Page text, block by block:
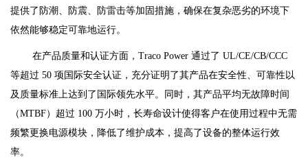
提供了防潮、防震、防雷击等加固措施，确保在复杂恶劣的环境下
依然能够稳定可靠地运行。
在产品质量和认证方面，Traco Power 通过了 UL/CE/CB/CCC
等超过 50 项国际安全认证，充分证明了其产品在安全性、可靠性以
及质量标准上达到了国际领先水平。同时，其产品平均无故障时间
（MTBF）超过 100 万小时，长寿命设计使得客户在使用过程中无需
频繁更换电源模块，降低了维护成本，提高了设备的整体运行效
率。